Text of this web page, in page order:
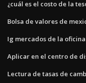
¿cuál es el costo de la
Bolsa de valores de
Ig mercados de la
Aplicar en el centro de
Lectura de tasas de